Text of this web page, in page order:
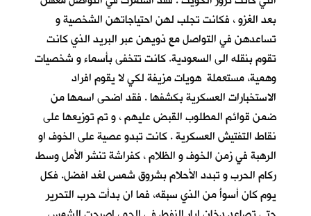
بعد الغزو ، فكانت تجلب لهن احتياجاتهن الشخصية و
تساعدهن في التواصل مع ذويهن عبر البريد الذي كانت
تقوم بنقله الى السعودية. كانت تتخفى بأسماء و شخصيات
وهمية، مستعملة هويات مزيفة لكي لا يقوم افراد
الاستخبارات العسكرية بكشفها . فقد اضحى اسمها من
ضمن قوائم المطلوب القبض عليهم ، و تم توزيعها على
نقاط التفتيش العسكرية . كانت تبدو عصية على الخوف او
الرهبة في زمن الخوف و الظلام ، كفراشة تنشر الأمل وسط
ركام الحرب و تبدد الأحلام بشروق شمس لغد افضل. فكل
يوم كان أسوأَ من الذي سبقه، فما ان بدأت حرب التحرير